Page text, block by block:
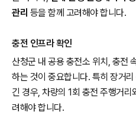
관리 등을 함께 고려해야 합니다.
충전 인프라 확인
산청군 내 공용 충전소 위치, 충전
하는 것이 중요합니다. 특히 장거
긴 경우, 차량의 1회 충전 주행거
려해야 합니다.